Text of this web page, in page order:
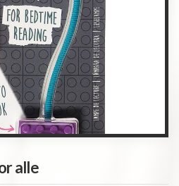
alle